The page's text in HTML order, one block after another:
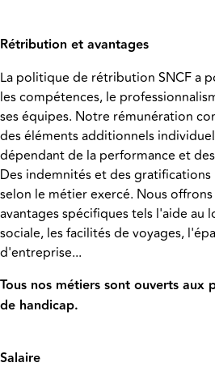
Rétribution et avantages
La politique de rétribution SNCF a
les compétences, le
ses équipes. Notre rémunération
des éléments additionnels
dépendant de la performance et
Des indemnités et des
selon le métier exercé. Nous
avantages spécifiques tels l'aide
sociale, les facilités de voyages,
d'entreprise...
Tous nos métiers sont ouverts aux
de handicap.
Salaire